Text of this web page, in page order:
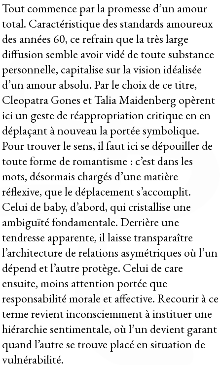
Tout commence par la promesse d’un amour
total. Caractéristique des standards amoureux
des années 60, ce refrain que la très large
diffusion semble avoir vidé de toute substance
personnelle, capitalise sur la vision idéalisée
d’un amour absolu. Par le choix de ce titre,
Cleopatra Gones et Talia Maidenberg opèrent
ici un geste de réappropriation critique en en
déplaçant à nouveau la portée symbolique.
Pour trouver le sens, il faut ici se dépouiller de
toute forme de romantisme : c’est dans les
mots, désormais chargés d’une matière
réflexive, que le déplacement s’accomplit.
Celui de baby, d’abord, qui cristallise une
ambiguïté fondamentale. Derrière une
tendresse apparente, il laisse transparaître
l’architecture de relations asymétriques où l’un
dépend et l’autre protège. Celui de care
ensuite, moins attention portée que
responsabilité morale et affective. Recourir à ce
terme revient inconsciemment à instituer une
hiérarchie sentimentale, où l’un devient garant
quand l’autre se trouve placé en situation de
vulnérabilité.